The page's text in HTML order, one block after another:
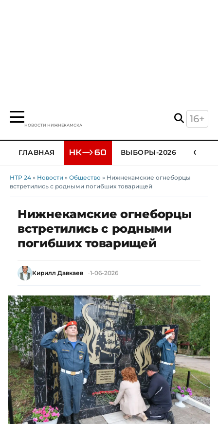
НОВОСТИ НИЖНЕКАМСКА
16+
ГЛАВНАЯ ВЫБОРЫ-2026
НТР 24 » Новости » Общество » Нижнекамские огнеборцы
встретились с родными погибших товарищей
Нижнекамские огнеборцы
встретились с родными
погибших товарищей
Кирилл Давкаев 1-06-2026